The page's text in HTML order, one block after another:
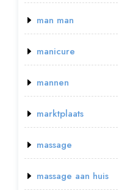
man man
manicure
mannen
marktplaats
massage
massage aan huis